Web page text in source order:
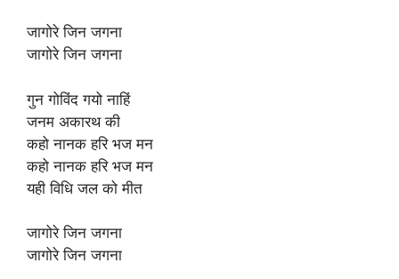
जागोरे जिन जगना
जागोरे जिन जगना
गुन गोविंद गयो नाहिं
जनम अकारथ की
कहो नानक हरि भज मन
कहो नानक हरि भज मन
यही विधि जल को मीत
जागोरे जिन जगना
जागोरे जिन जगना